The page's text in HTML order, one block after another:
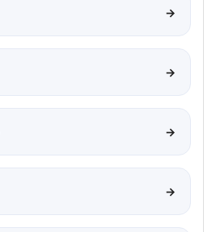
→
→
→
→